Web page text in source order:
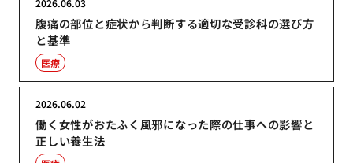
腹痛の部位と症状から判断する適切な受診科の選び方
と基準
2026.06.03
医療
働く女性がおたふく風邪になった際の仕事への影響と
正しい養生法
2026.06.02